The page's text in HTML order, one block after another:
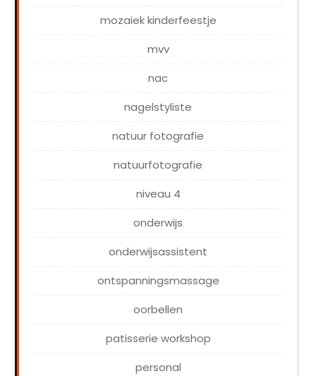
mozaiek kinderfeestje
mvv
nac
nagelstyliste
natuur fotografie
natuurfotografie
niveau 4
onderwijs
onderwijsassistent
ontspanningsmassage
oorbellen
patisserie workshop
personal